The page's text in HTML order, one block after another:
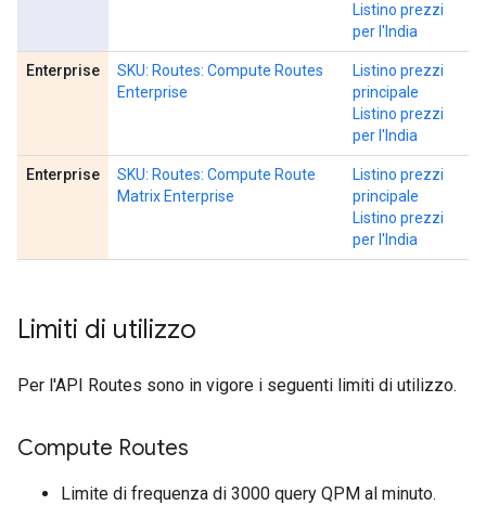
Listino prezzi
per l'India
Enterprise
SKU: Routes: Compute Routes
Enterprise
Listino prezzi
principale
Listino prezzi
per l'India
Enterprise
SKU: Routes: Compute Route
Matrix Enterprise
Listino prezzi
principale
Listino prezzi
per l'India
Limiti di utilizzo
Per l'API Routes sono in vigore i seguenti limiti di utilizzo.
Compute Routes
Limite di frequenza di 3000 query QPM al minuto.